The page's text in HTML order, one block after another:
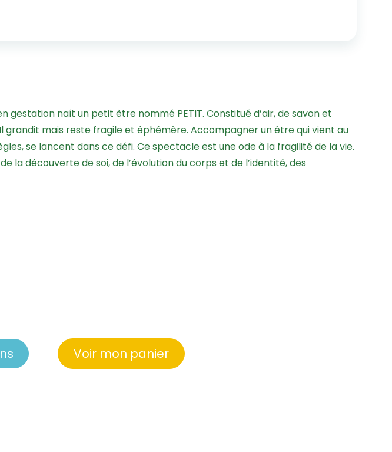
gestation naît un petit être nommé PETIT. Constitué d’air, de savon et
grandit mais reste fragile et éphémère. Accompagner un être qui vient au
se lancent dans ce défi. Ce spectacle est une ode à la fragilité de la vie.
la découverte de soi, de l’évolution du corps et de l’identité, des
Voir mon panier